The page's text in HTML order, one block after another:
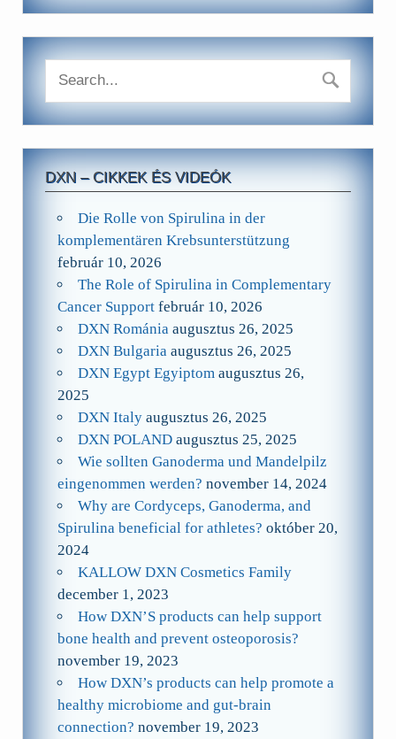
DXN – CIKKEK ÉS VIDEÓK
Die Rolle von Spirulina in der
komplementären Krebsunterstützung
február 10, 2026
The Role of Spirulina in Complementary
Cancer Support február 10, 2026
DXN Románia augusztus 26, 2025
DXN Bulgaria augusztus 26, 2025
DXN Egypt Egyiptom augusztus 26,
2025
DXN Italy augusztus 26, 2025
DXN POLAND augusztus 25, 2025
Wie sollten Ganoderma und Mandelpilz
eingenommen werden? november 14, 2024
Why are Cordyceps, Ganoderma, and
Spirulina beneficial for athletes? október 20,
2024
KALLOW DXN Cosmetics Family
december 1, 2023
How DXN’S products can help support
bone health and prevent osteoporosis?
november 19, 2023
How DXN’s products can help promote a
healthy microbiome and gut-brain
connection? november 19, 2023